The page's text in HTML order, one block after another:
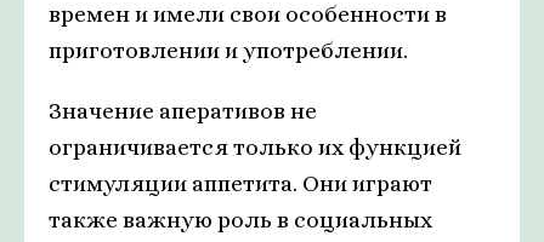
времен и имели свои особенности в
приготовлении и употреблении.
Значение аперативов не
ограничивается только их функцией
стимуляции аппетита. Они играют
также важную роль в социальных